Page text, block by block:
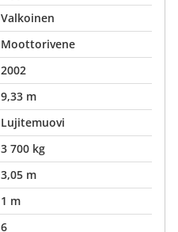
Valkoinen
Moottorivene
2002
9,33 m
Lujitemuovi
3 700 kg
3,05 m
1 m
6